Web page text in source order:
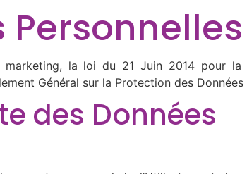
Personnelles
la loi du 21 Juin 2014 pour la
Général sur la Protection des Données
des Données